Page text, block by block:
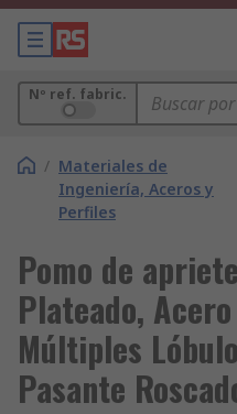
Nº ref. fabric.
/ Materiales de
Ingeniería, Aceros y
Perfiles
Pomo de
Plateado,
Múltiples
Pasante